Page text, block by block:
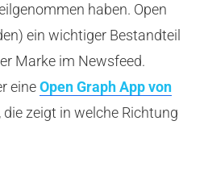
haben. Open
ein wichtiger Bestandteil
Marke im Newsfeed.
eineOpen Graph App von
die zeigt in welche Richtung